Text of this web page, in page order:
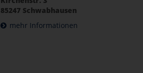
85247 Schwabhausen
mehr Informationen